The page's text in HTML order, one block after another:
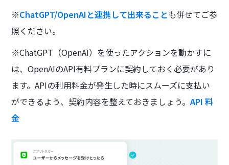
※ChatGPT/OpenAIと連携して出来ることも併せてご参
照ください。
※ChatGPT（OpenAI）を使ったアクションを動かすに
は、OpenAIのAPI有料プランに契約しておく必要があり
ます。APIの利用料金が発生した時にスムーズに支払い
ができるよう、契約内容を整えておきましょう。API 料
金